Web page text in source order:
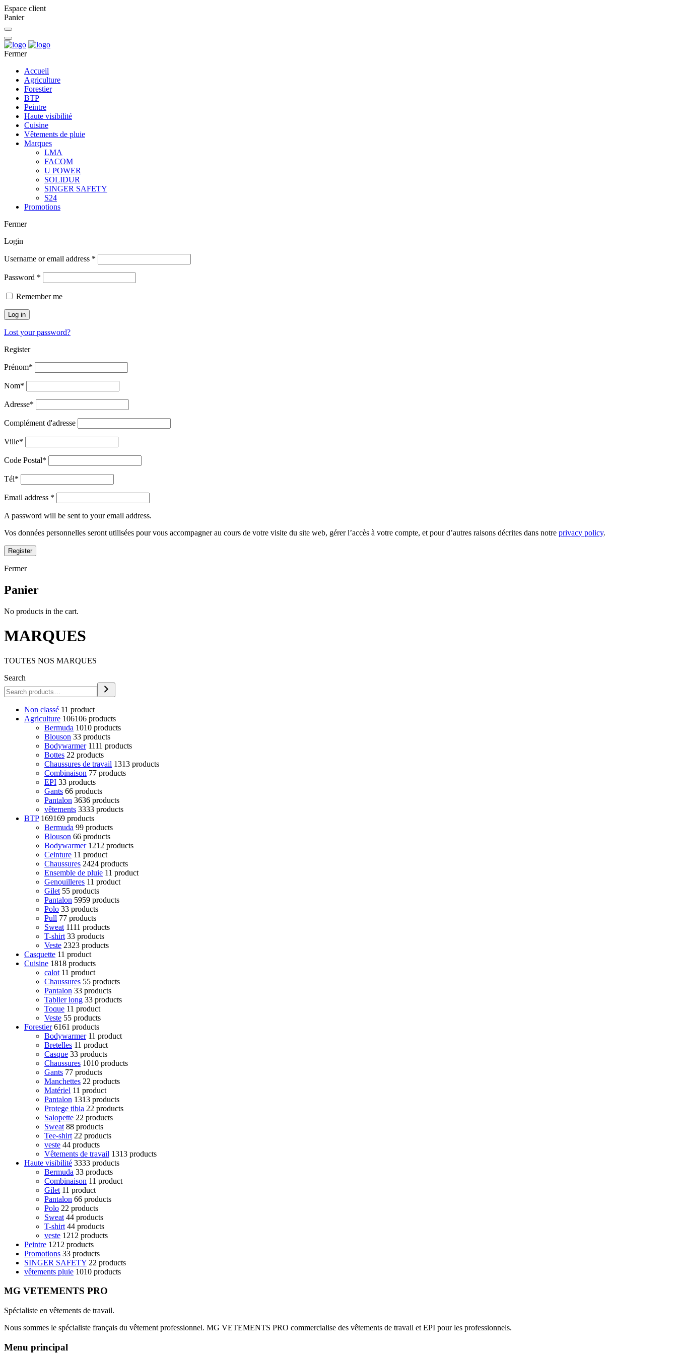
Espace client
Panier
Fermer
Accueil
Agriculture
Forestier
BTP
Peintre
Haute visibilité
Cuisine
Vêtements de pluie
Marques
LMA
FACOM
U POWER
SOLIDUR
SINGER SAFETY
S24
Promotions
Fermer
Login
Username or email address *
Password *
Remember me
Log in
Lost your password?
Register
Prénom*
Nom*
Adresse*
Complément d'adresse
Ville*
Code Postal*
Tél*
Email address *
A password will be sent to your email address.
Vos données personnelles seront utilisées pour vous accompagner au cours de votre visite du site web, gérer l’accès à votre compte, et pour d’autres raisons décrites dans notre privacy policy.
Register
Fermer
Panier
No products in the cart.
MARQUES
TOUTES NOS MARQUES
Search
Non classé 11 product
Agriculture 106106 products
Bermuda 1010 products
Blouson 33 products
Bodywarmer 1111 products
Bottes 22 products
Chaussures de travail 1313 products
Combinaison 77 products
EPI 33 products
Gants 66 products
Pantalon 3636 products
vêtements 3333 products
BTP 169169 products
Bermuda 99 products
Blouson 66 products
Bodywarmer 1212 products
Ceinture 11 product
Chaussures 2424 products
Ensemble de pluie 11 product
Genouilleres 11 product
Gilet 55 products
Pantalon 5959 products
Polo 33 products
Pull 77 products
Sweat 1111 products
T-shirt 33 products
Veste 2323 products
Casquette 11 product
Cuisine 1818 products
calot 11 product
Chaussures 55 products
Pantalon 33 products
Tablier long 33 products
Toque 11 product
Veste 55 products
Forestier 6161 products
Bodywarmer 11 product
Bretelles 11 product
Casque 33 products
Chaussures 1010 products
Gants 77 products
Manchettes 22 products
Matériel 11 product
Pantalon 1313 products
Protege tibia 22 products
Salopette 22 products
Sweat 88 products
Tee-shirt 22 products
veste 44 products
Vêtements de travail 1313 products
Haute visibilité 3333 products
Bermuda 33 products
Combinaison 11 product
Gilet 11 product
Pantalon 66 products
Polo 22 products
Sweat 44 products
T-shirt 44 products
veste 1212 products
Peintre 1212 products
Promotions 33 products
SINGER SAFETY 22 products
vêtements pluie 1010 products
MG VETEMENTS PRO
Spécialiste en vêtements de travail.
Nous sommes le spécialiste français du vêtement professionnel. MG VETEMENTS PRO commercialise des vêtements de travail et EPI pour les professionnels.
Menu principal